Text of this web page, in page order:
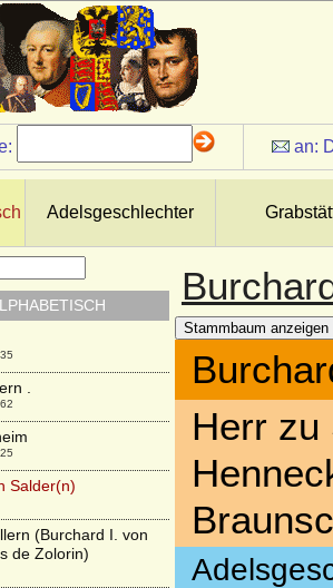
an:
Adelsgeschlechter
Stammbaum anzeigen
Herr zu
(Burkhard VI.
II. von Mansfeld)
Querfurt
(auch Burckhard IX.
.
Salder(n)
(Burchard I. von
de Zolorin)